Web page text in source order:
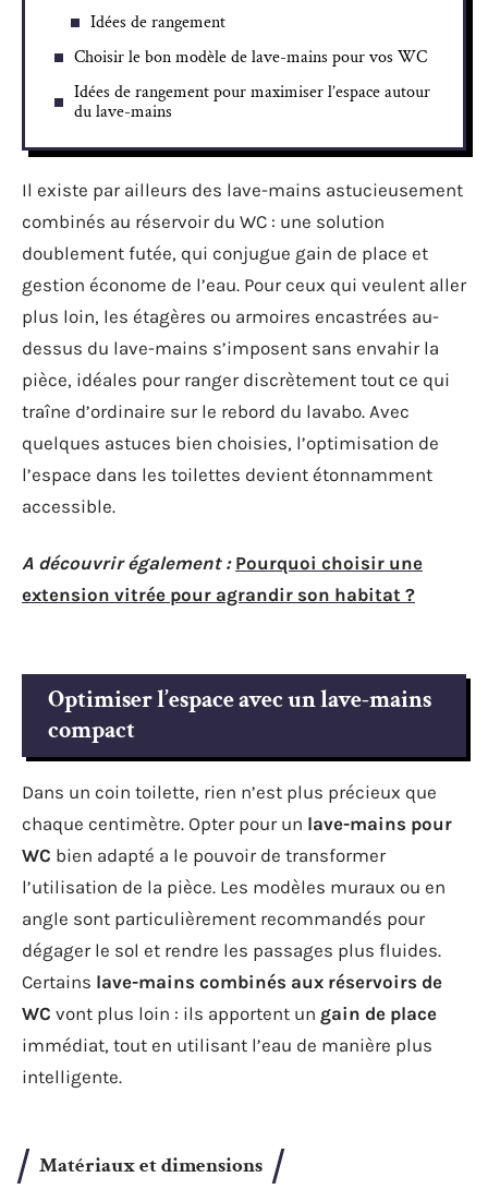
Idées de rangement
Choisir le bon modèle de lave-mains pour vos WC
Idées de rangement pour maximiser l’espace autour
du lave-mains
Il existe par ailleurs des lave-mains astucieusement
combinés au réservoir du WC : une solution
doublement futée, qui conjugue gain de place et
gestion économe de l’eau. Pour ceux qui veulent aller
plus loin, les étagères ou armoires encastrées au-
dessus du lave-mains s’imposent sans envahir la
pièce, idéales pour ranger discrètement tout ce qui
traîne d’ordinaire sur le rebord du lavabo. Avec
quelques astuces bien choisies, l’optimisation de
l’espace dans les toilettes devient étonnamment
accessible.
A découvrir également : Pourquoi choisir une
extension vitrée pour agrandir son habitat ?
Optimiser l’espace avec un lave-mains
compact
Dans un coin toilette, rien n’est plus précieux que
chaque centimètre. Opter pour un lave-mains pour
WC bien adapté a le pouvoir de transformer
l’utilisation de la pièce. Les modèles muraux ou en
angle sont particulièrement recommandés pour
dégager le sol et rendre les passages plus fluides.
Certains lave-mains combinés aux réservoirs de
WC vont plus loin : ils apportent un gain de place
immédiat, tout en utilisant l’eau de manière plus
intelligente.
Matériaux et dimensions